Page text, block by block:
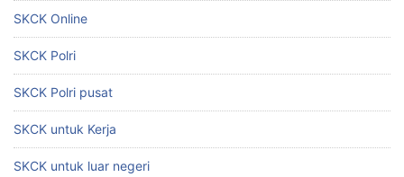
SKCK Online
SKCK Polri
SKCK Polri pusat
SKCK untuk Kerja
SKCK untuk luar negeri